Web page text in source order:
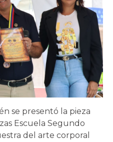
se presentó la pieza
Escuela Segundo
del arte corporal